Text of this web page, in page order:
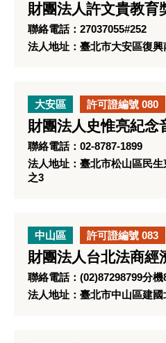
財團法人許文貴教育
聯絡電話：27037055#252
法人地址：臺北市大安區復
大安區 許可證編號 080
財團法人史惟亮紀念
聯絡電話：02-8787-1899
法人地址：臺北市松山區民
之3
中山區 許可證編號 083
財團法人台北法商經
聯絡電話：(02)87298799分機
法人地址：臺北市中山區建國